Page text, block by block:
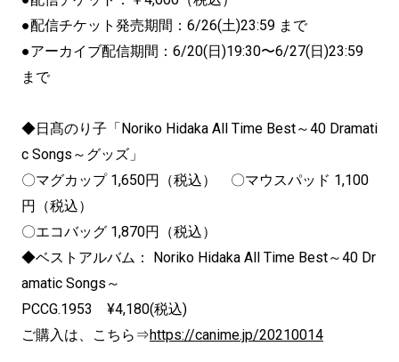
●配信チケット発売期間：6/26(土)23:59 まで
●アーカイブ配信期間：6/20(日)19:30〜6/27(日)23:59
まで
◆日髙のり子「Noriko Hidaka All Time Best～40 Dramati
c Songs～グッズ」
〇マグカップ 1,650円（税込） 〇マウスパッド 1,100
円（税込）
〇エコバッグ 1,870円（税込）
◆ベストアルバム： Noriko Hidaka All Time Best～40 Dr
amatic Songs～
PCCG.1953 ¥4,180(税込)
ご購入は、こちら⇒https://canime.jp/20210014